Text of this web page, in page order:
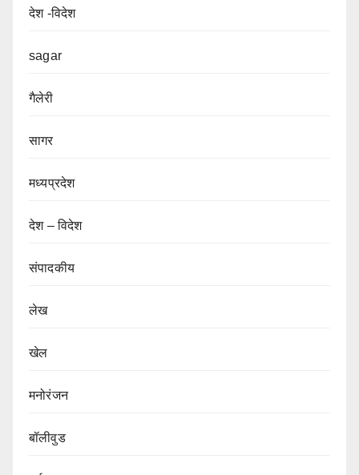
देश -विदेश
sagar
गैलेरी
सागर
मध्यप्रदेश
देश – विदेश
संपादकीय
लेख
खेल
मनोरंजन
बॉलीवुड